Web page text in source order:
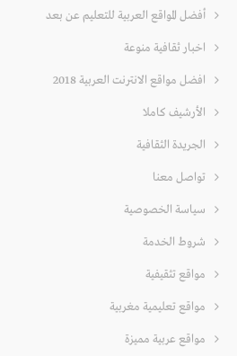
أفضل المواقع العربية للتعليم عن بعد
اخبار ثقافية منوعة
افضل مواقع الانترنت العربية 2018
الأرشيف كاملا
الجريدة الثقافية
تواصل معنا
سياسة الخصوصية
شروط الخدمة
مواقع تثقيفية
مواقع تعليمية مغربية
مواقع عربية مميزة